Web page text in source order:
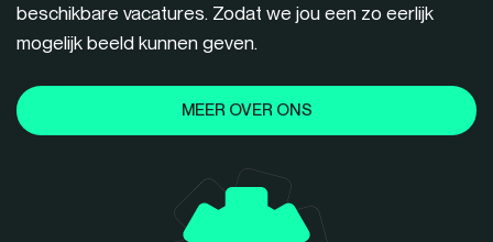
beschikbare vacatures. Zodat we jou een zo eerlijk
mogelijk beeld kunnen geven.
MEER OVER ONS